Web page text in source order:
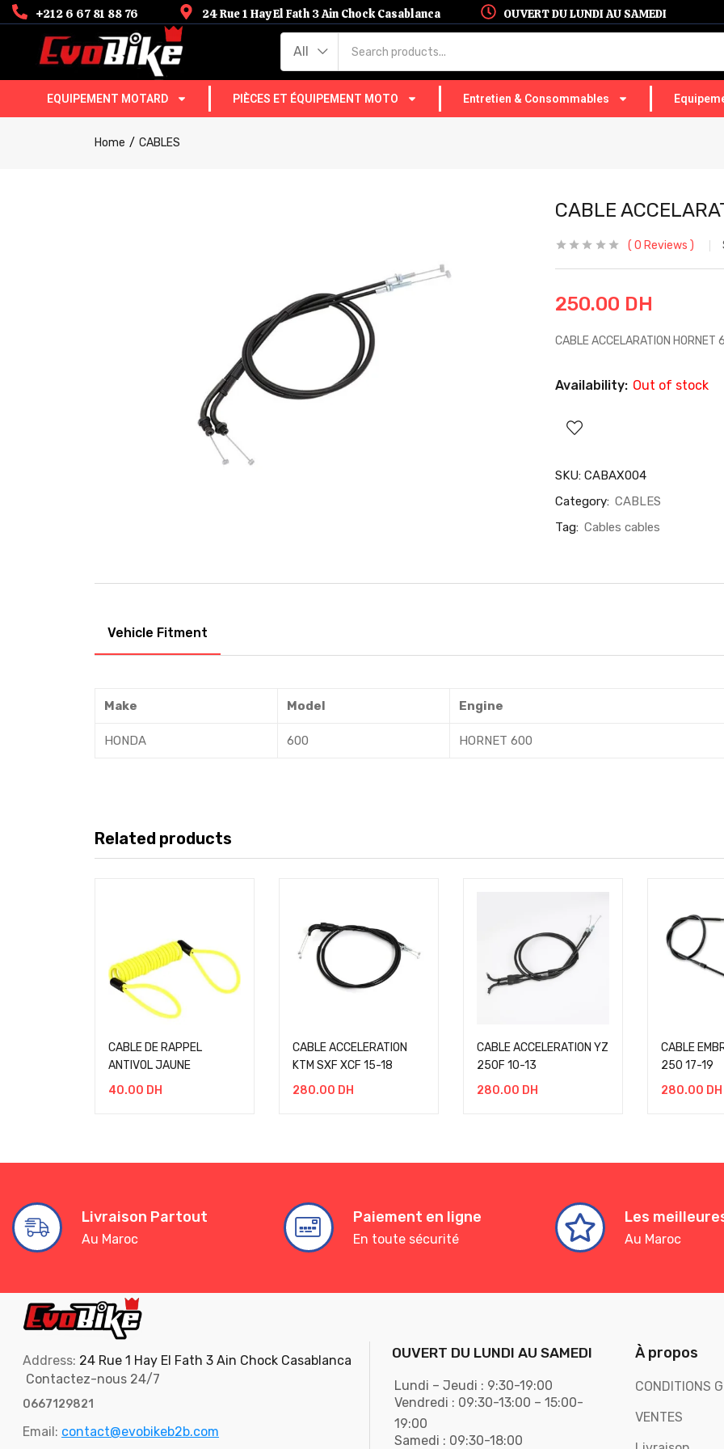
+212 6 67 81 88 76 24 Rue 1 Hay El Fath 3 Ain Chock Casablanca OUVERT DU LUNDI AU SAMEDI
All
EQUIPEMENT MOTARD PIÈCES ET ÉQUIPEMENT MOTO Entretien & Consommables
Home CABLES
CABLE
0 Reviews
250.00 DH
CABLE ACCELARATION
Availability: Out of stock
SKU: CABAX004
Category: CABLES
Tag: Cables cables
Vehicle Fitment
Make Model Engine
HONDA 600 HORNET 600
Related products
CABLE DE RAPPEL
ANTIVOL JAUNE
40.00 DH
CABLE ACCELERATION
KTM SXF XCF 15-18
280.00 DH
CABLE ACCELERATION YZ
250F 10-13
280.00 DH
CABLE
250 17-19
280.00 DH
Livraison Partout
Au Maroc
Paiement en ligne
En toute sécurité
Les
Au Maroc
Address: 24 Rue 1 Hay El Fath 3 Ain Chock Casablanca
Contactez-nous 24/7
0667129821
Email: contact@evobikeb2b.com
OUVERT DU LUNDI AU SAMEDI
Lundi – Jeudi : 9:30-19:00
Vendredi : 09:30-13:00 – 15:00-
19:00
Samedi : 09:30-18:00
À propos
CONDITIONS
VENTES